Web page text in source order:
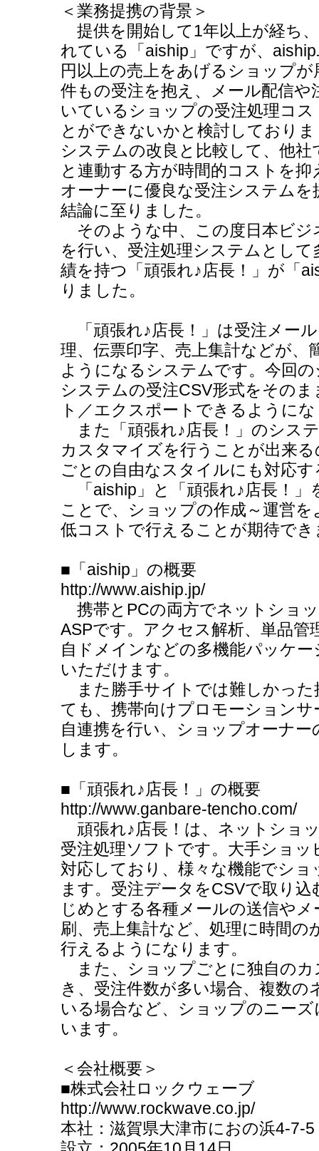
＜業務提携の背景＞
提供を開始して1年以上が経ち
れている「aiship」ですが、
円以上の売上をあげるショップ
件もの受注を抱え、メール配信や
いているショップの受注処理コ
とができないかと検討しており
システムの改良と比較して、他
と連動する方が時間的コストを
オーナーに優良な受注システム
結論に至りました。
そのような中、この度日本ビジ
を行い、受注処理システムとし
績を持つ「頑張れ♪店長！」が「
りました。
「頑張れ♪店長！」は受注メー
理、伝票印字、売上集計などが、
ようになるシステムです。今回
システムの受注CSV形式をその
ト／エクスポートできるように
また「頑張れ♪店長！」のシス
カスタマイズを行うことが出来
ごとの自由なスタイルにも対応
「aiship」と「頑張れ♪店長！」
ことで、ショップの作成～運営
低コストで行えることが期待でき
■「aiship」の概要
http://www.aiship.jp/
携帯とPCの両方でネットショ
ASPです。アクセス解析、単品管
自ドメインなどの多機能パッケ
いただけます。
また勝手サイトでは難しかった
ても、携帯向けプロモーション
自連携を行い、ショップオーナ
します。
■「頑張れ♪店長！」の概要
http://www.ganbare-tencho.com/
頑張れ♪店長！は、ネットショ
受注処理ソフトです。大手ショ
対応しており、様々な機能でシ
ます。受注データをCSVで取り
じめとする各種メールの送信や
刷、売上集計など、処理に時間の
行えるようになります。
また、ショップごとに独自の
き、受注件数が多い場合、複数
いる場合など、ショップのニー
います。
＜会社概要＞
■株式会社ロックウェーブ
http://www.rockwave.co.jp/
本社：滋賀県大津市におの浜4-7-